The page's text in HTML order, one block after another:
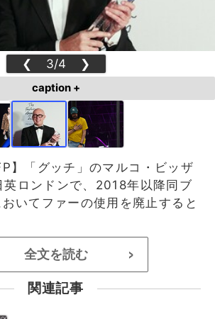
❮ 3/4 ❯
caption +
】「グッチ」のマルコ・ビッザ
英ロンドンで、2018年以降同ブ
いてファーの使用を廃止すると
全文を読む >
関連記事